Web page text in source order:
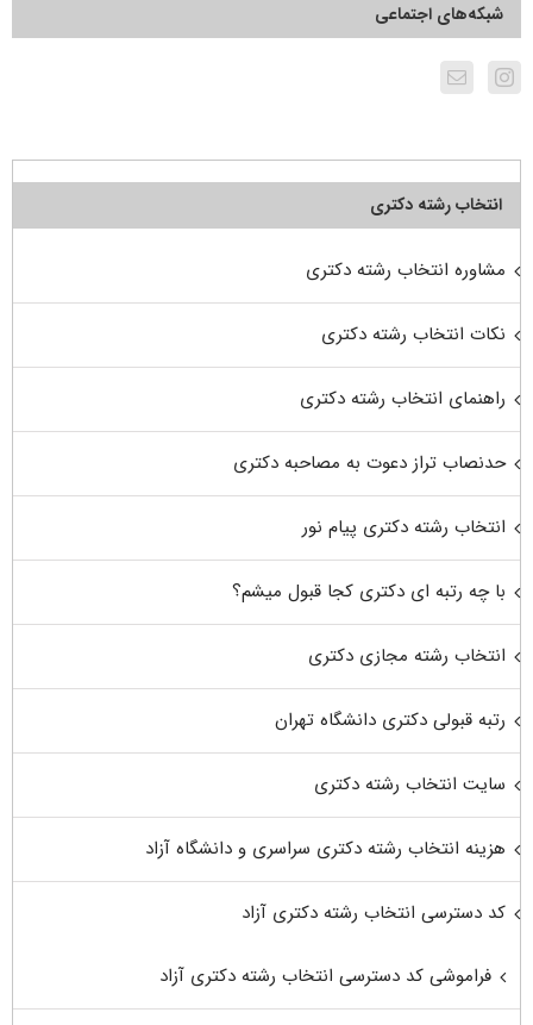
شبکه‌های اجتماعی
انتخاب رشته دکتری
مشاوره انتخاب رشته دکتری
نکات انتخاب رشته دکتری
راهنمای انتخاب رشته دکتری
حدنصاب تراز دعوت به مصاحبه دکتری
انتخاب رشته دکتری پیام نور
با چه رتبه ای دکتری کجا قبول میشم؟
انتخاب رشته مجازی دکتری
رتبه قبولی دکتری دانشگاه تهران
سایت انتخاب رشته دکتری
هزینه انتخاب رشته دکتری سراسری و دانشگاه آزاد
کد دسترسی انتخاب رشته دکتری آزاد
فراموشی کد دسترسی انتخاب رشته دکتری آزاد